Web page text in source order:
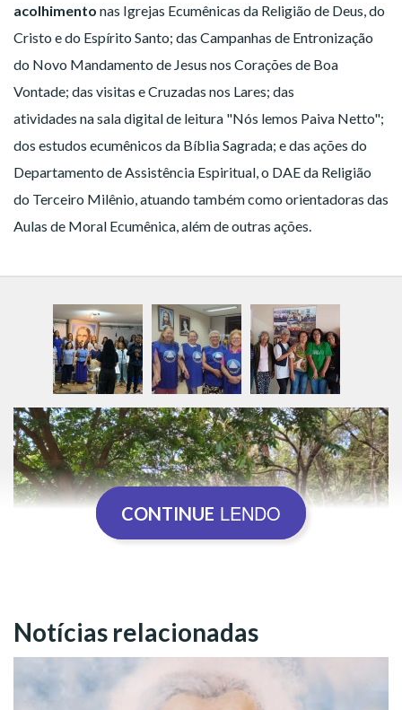
acolhimento nas Igrejas Ecumênicas da Religião de Deus, do
Cristo e do Espírito Santo; das Campanhas de Entronização
do Novo Mandamento de Jesus nos Corações de Boa
Vontade; das visitas e Cruzadas nos Lares; das
atividades na sala digital de leitura "Nós lemos Paiva Netto";
dos estudos ecumênicos da Bíblia Sagrada; e das ações do
Departamento de Assistência Espiritual, o DAE da Religião
do Terceiro Milênio, atuando também como orientadoras das
Aulas de Moral Ecumênica, além de outras ações.
CONTINUE LENDO
Notícias relacionadas